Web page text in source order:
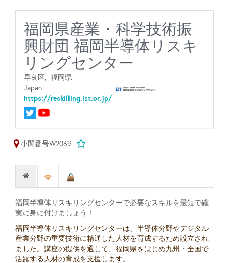
福岡県産業・科学技術振
興財団 福岡半導体リスキ
リングセンター
早良区, 福岡県
Japan
https://reskilling.ist.or.jp/
小間番号W2069
福岡半導体リスキリングセンターで必要なスキルを最短で確
実に身に付けましょう！
福岡半導体リスキリングセンターは、半導体分野やデジタル
産業分野の重要技術に精通した人材を育成するため設立され
ました。講座の提供を通して、福岡県をはじめ九州・全国で
活躍する人材の育成を支援します。